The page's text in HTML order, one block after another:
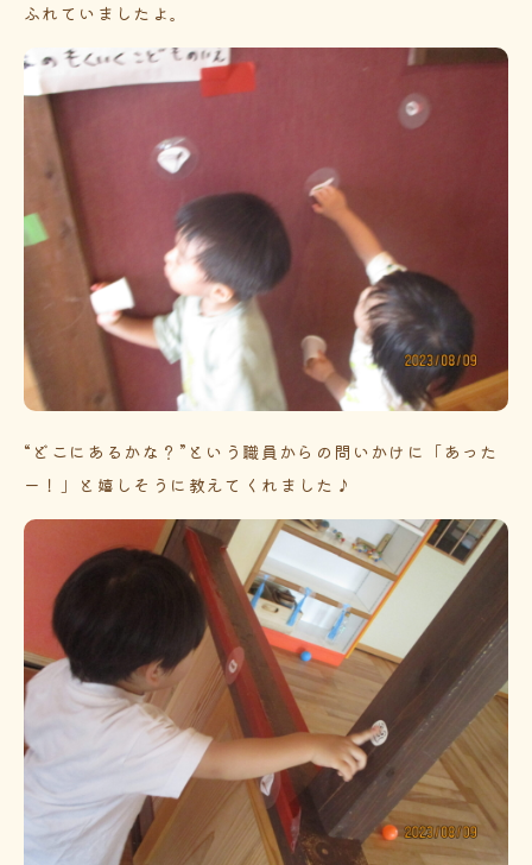
ふれていましたよ。
“どこにあるかな？”という職員からの問いかけに「あった
ー！」と嬉しそうに教えてくれました♪